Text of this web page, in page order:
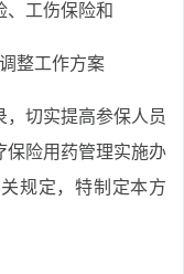
、工伤保险和
整工作方案
切实提高参保人员
保险用药管理实施办
规定，特制定本方